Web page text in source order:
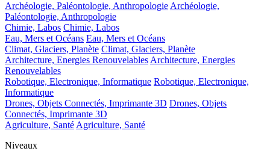
Archéologie, Paléontologie, AnthropologieArchéologie,
Paléontologie, Anthropologie
Chimie, Labos Chimie, Labos
Eau, Mers et Océans Eau, Mers et Océans
Climat, Glaciers, Planète Climat, Glaciers, Planète
Architecture, Energies RenouvelablesArchitecture, Energies
Renouvelables
Robotique, Electronique, Informatique Robotique, Electronique,
Informatique
Drones, Objets Connectés, Imprimante 3D Drones, Objets
Connectés, Imprimante 3D
Agriculture, SantéAgriculture, Santé
Niveaux